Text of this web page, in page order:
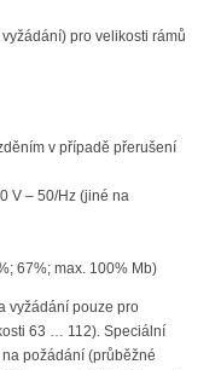
vyžádání) pro velikosti rámů
v případě přerušení
V – 50/Hz (jiné na
67%; max. 100% Mb)
vyžádání pouze pro
63 … 112). Speciální
požádání (průběžné